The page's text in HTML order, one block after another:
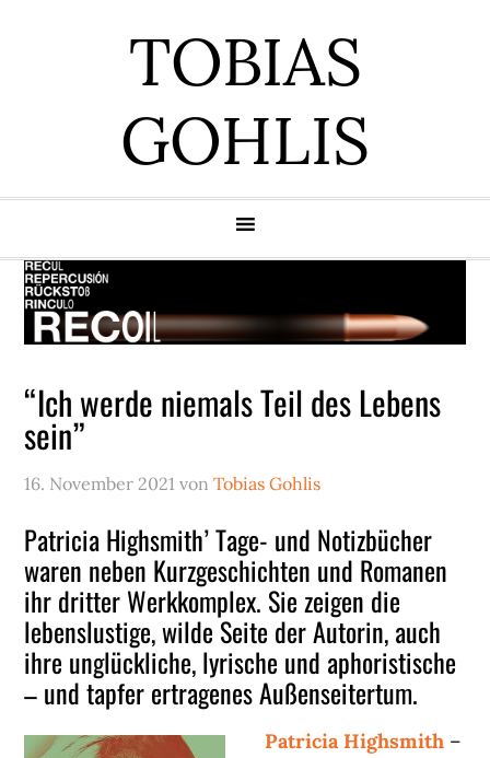
TOBIAS
GOHLIS
“Ich werde niemals Teil des Lebens
sein”
16. November 2021 vonTobias Gohlis
Patricia Highsmith’ Tage- und Notizbücher
waren neben Kurzgeschichten und Romanen
ihr dritter Werkkomplex. Sie zeigen die
lebenslustige, wilde Seite der Autorin, auch
ihre unglückliche, lyrische und aphoristische
– und tapfer ertragenes Außenseitertum.
Patricia Highsmith –